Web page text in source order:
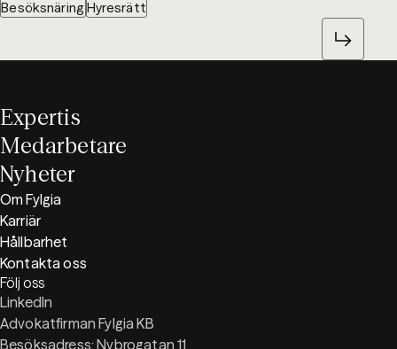
Besöksnäring Hyresrätt
Expertis
Medarbetare
Nyheter
Advokatfirman Fylgia KB
Besöksadress: Nybrogatan 11
Följ oss
LinkedIn
Om Fylgia
Karriär
Hållbarhet
Kontakta oss